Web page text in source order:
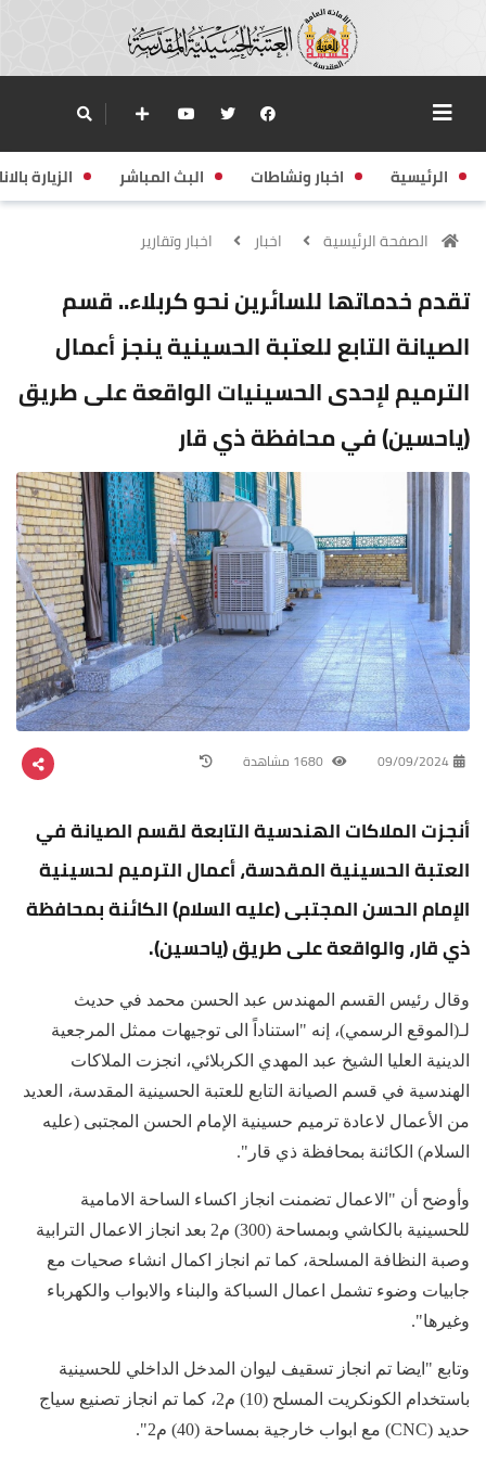
الرئيسية اخبار ونشاطات البث المباشر الزيارة
الصفحة الرئيسية اخبار اخبار وتقارير
تقدم خدماتها للسائرين نحو كربلاء.. قسم
الصيانة التابع للعتبة الحسينية ينجز أعمال
الترميم لإحدى الحسينيات الواقعة على طريق
(ياحسين) في محافظة ذي قار
09/09/2024
أنجزت الملاكات الهندسية التابعة لقسم الصيانة في
العتبة الحسينية المقدسة، أعمال الترميم لحسينية
الإمام الحسن المجتبى (عليه السلام) الكائنة بمحافظة
ذي قار، والواقعة على طريق (ياحسين).
وقال رئيس القسم المهندس عبد الحسن محمد في حديث
لـ(الموقع الرسمي)، إنه "استناداً الى توجيهات ممثل المرجعية
الدينية العليا الشيخ عبد المهدي الكربلائي، انجزت الملاكات
الهندسية في قسم الصيانة التابع للعتبة الحسينية المقدسة، العديد
من الأعمال لاعادة ترميم حسينية الإمام الحسن المجتبى (عليه
السلام) الكائنة بمحافظة ذي قار".
وأوضح أن "الاعمال تضمنت انجاز اكساء الساحة الامامية
للحسينية بالكاشي وبمساحة (300) م2 بعد انجاز الاعمال الترابية
وصبة النظافة المسلحة، كما تم انجاز اكمال انشاء صحيات مع
جابيات وضوء تشمل اعمال السباكة والبناء والابواب والكهرباء
وغيرها".
وتابع "ايضا تم انجاز تسقيف ليوان المدخل الداخلي للحسينية
باستخدام الكونكريت المسلح (10) م2، كما تم انجاز تصنيع سياج
حديد (CNC) مع ابواب خارجية بمساحة (40) م2".